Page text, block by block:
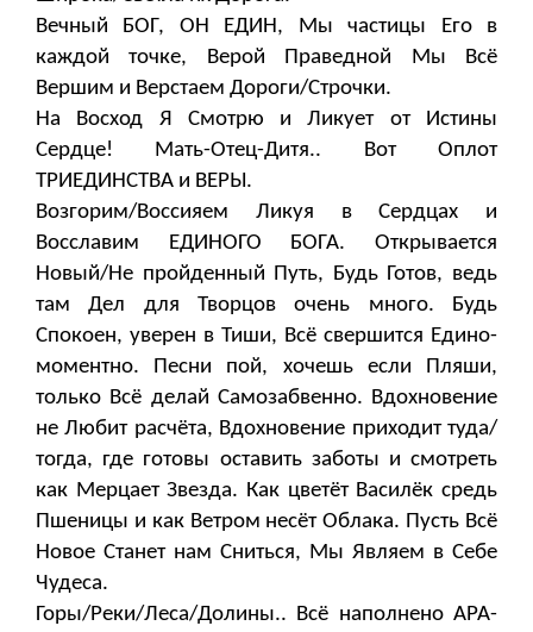
Вечный БОГ, ОН ЕДИН, Мы частицы Его в
каждой точке, Верой Праведной Мы Всё
Вершим и Верстаем Дороги/Строчки.
На Восход Я Смотрю и Ликует от Истины
Сердце! Мать-Отец-Дитя.. Вот Оплот
ТРИЕДИНСТВА и ВЕРЫ.
Возгорим/Воссияем Ликуя в Сердцах и
Восславим ЕДИНОГО БОГА. Открывается
Новый/Не пройденный Путь, Будь Готов, ведь
там Дел для Творцов очень много. Будь
Спокоен, уверен в Тиши, Всё свершится Едино-
моментно. Песни пой, хочешь если Пляши,
только Всё делай Самозабвенно. Вдохновение
не Любит расчёта, Вдохновение приходит туда/
тогда, где готовы оставить заботы и смотреть
как Мерцает Звезда. Как цветёт Василёк средь
Пшеницы и как Ветром несёт Облака. Пусть Всё
Новое Станет нам Сниться, Мы Являем в Себе
Чудеса.
Горы/Реки/Леса/Долины.. Всё наполнено АРА-